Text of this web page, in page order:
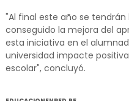
"Al final este año se
conseguido la mejora del
esta iniciativa en el
universidad impacte
escolar", concluyó.